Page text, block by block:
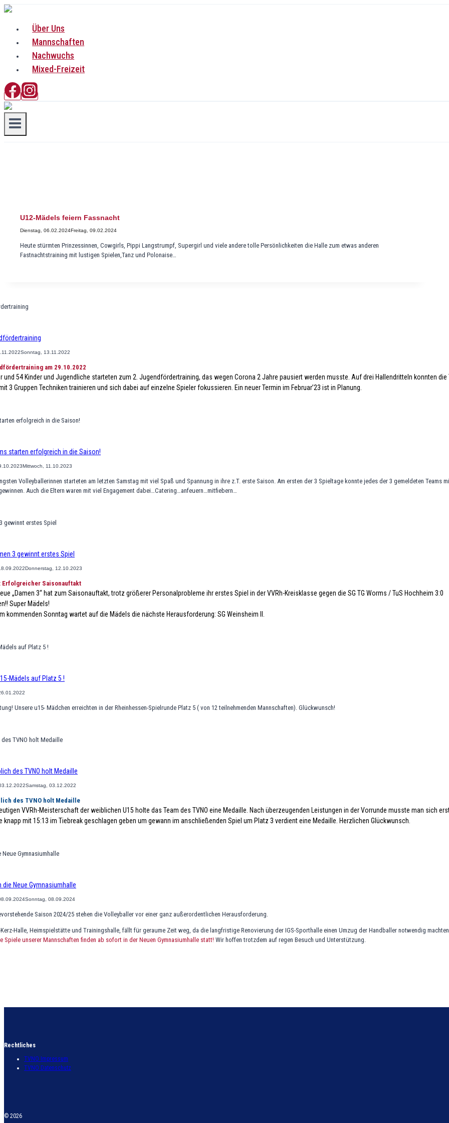
Zum
springen
Über Uns
Mannschaften
Nachwuchs
Mixed-Freizeit
U12-Mädels feiern Fassnacht
Dienstag, 06.02.2024Freitag, 09.02.2024
Heute stürmten Prinzessinnen, Cowgirls, Pippi Langstrumpf, Supergirl und viele andere tolle Persönlichkeiten die Halle zum etwas anderen
Fastnachtstraining mit lustigen Spielen,Tanz und Polonaise…
Sonntag, 13.11.2022
am 29.10.2022
und 54 Kinder und Jugendliche starteten zum 2. Jugendfördertraining, das wegen Corona 2 Jahre pausiert werden musste. Auf drei Hallendritteln konnten die
3 Gruppen Techniken trainieren und sich dabei auf einzelne Spieler fokussieren. Ein neuer Termin im Februar’23 ist in Planung.
starten erfolgreich in die Saison!
Mittwoch, 11.10.2023
Volleyballerinnen starteten am letzten Samstag mit viel Spaß und Spannung in ihre z.T. erste Saison. Am ersten der 3 Spieltage konnte jedes der 3 gemeldeten Teams
Auch die Eltern waren mit viel Engagement dabei…Catering…anfeuern…mitfiebern…
3 gewinnt erstes Spiel
Donnerstag, 12.10.2023
Erfolgreicher Saisonauftakt
„Damen 3“ hat zum Saisonauftakt, trotz größerer Personalprobleme ihr erstes Spiel in der VVRh-Kreisklasse gegen die SG TG Worms / TuS Hochheim 3:0
Super Mädels!
kommenden Sonntag wartet auf die Mädels die nächste Herausforderung: SG Weinsheim II.
Mädels auf Platz 5 !
Unsere u15- Mädchen erreichten in der Rheinhessen-Spielrunde Platz 5 ( von 12 teilnehmenden Mannschaften). Glückwunsch!
des TVNO holt Medaille
Samstag, 03.12.2022
des TVNO holt Medaille
VVRh-Meisterschaft der weiblichen U15 holte das Team des TVNO eine Medaille. Nach überzeugenden Leistungen in der Vorrunde musste man sich
knapp mit 15:13 im Tiebreak geschlagen geben um gewann im anschließenden Spiel um Platz 3 verdient eine Medaille. Herzlichen Glückwunsch.
die Neue Gymnasiumhalle
Sonntag, 08.09.2024
Saison 2024/25 stehen die Volleyballer vor einer ganz außerordentlichen Herausforderung.
Kerz-Halle, Heimspielstätte und Trainingshalle, fällt für geraume Zeit weg, da die langfristige Renovierung der IGS-Sporthalle einen Umzug der Handballer notwendig
Spiele unserer Mannschaften finden ab sofort in der Neuen Gymnasiumhalle statt! Wir hoffen trotzdem auf regen Besuch und Unterstützung.
Rechtliches
TVNO Impressum
TVNO Datenschutz
© 2026